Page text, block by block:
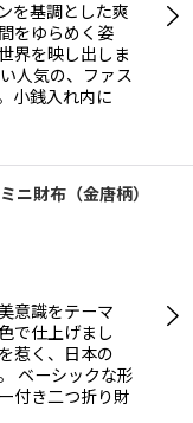
を基調とした爽
をゆらめく姿
界を映し出しま
人気の、ファス
小銭入れ内に
ニ財布（金唐柄）
意識をテーマ
で仕上げまし
惹く、日本の
ベーシックな形
付き二つ折り財